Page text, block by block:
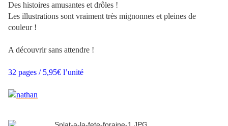
Des histoires amusantes et drôles !
Les illustrations sont vraiment très mignonnes et pleines de
couleur !
A découvrir sans attendre !
32 pages / 5,95€ l’unité